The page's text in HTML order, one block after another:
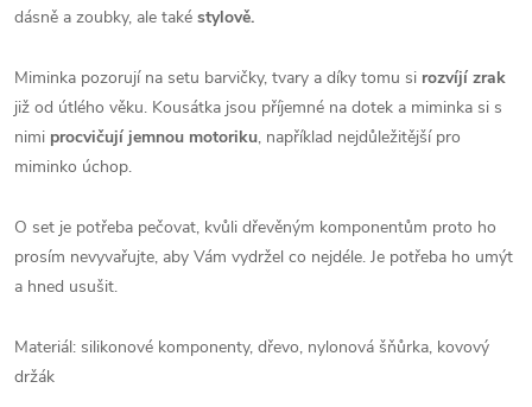
dásně a zoubky, ale také stylově.
Miminka pozorují na setu barvičky, tvary a díky tomu si rozvíjí zrak
již od útlého věku. Kousátka jsou příjemné na dotek a miminka si s
nimi procvičují jemnou motoriku, například nejdůležitější pro
miminko úchop.
O set je potřeba pečovat, kvůli dřevěným komponentům proto ho
prosím nevyvařujte, aby Vám vydržel co nejdéle. Je potřeba ho umýt
a hned usušit.
Materiál: silikonové komponenty, dřevo, nylonová šňůrka, kovový
držák